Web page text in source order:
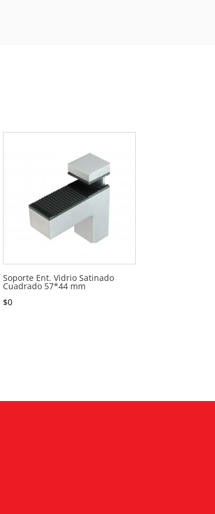
Soporte Ent. Vidrio Satinado
Cuadrado 57*44 mm
$0